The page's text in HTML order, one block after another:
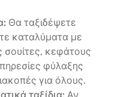
Θα ταξιδέψετε
καταλύματα με
σουίτες, κεφάτους
φύλαξης
για όλους.